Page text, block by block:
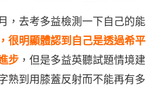
，去考多益檢測一下自己的能
很明顯體認到自己是透過希平
步 ，但是多益英聽試題情境建
熟到用膝蓋反射而不能再有多